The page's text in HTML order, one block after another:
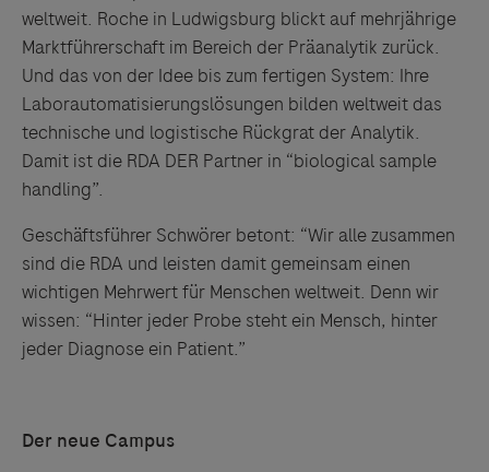
weltweit. Roche in Ludwigsburg blickt auf mehrjährige
Marktführerschaft im Bereich der Präanalytik zurück.
Und das von der Idee bis zum fertigen System: Ihre
Laborautomatisierungslösungen bilden weltweit das
technische und logistische Rückgrat der Analytik.
Damit ist die RDA DER Partner in “biological sample
handling”.
Geschäftsführer Schwörer betont: “Wir alle zusammen
sind die RDA und leisten damit gemeinsam einen
wichtigen Mehrwert für Menschen weltweit. Denn wir
wissen: “Hinter jeder Probe steht ein Mensch, hinter
jeder Diagnose ein Patient.”
Der neue Campus
Drittinformationen und deren Verwendung ab.